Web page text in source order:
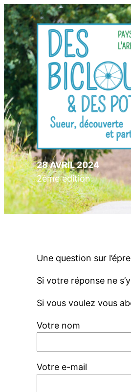
28 AVRIL 2024
2ème édition
Une question sur
Si votre réponse ne
Si vous voulez vous
Votre nom
Votre e-mail